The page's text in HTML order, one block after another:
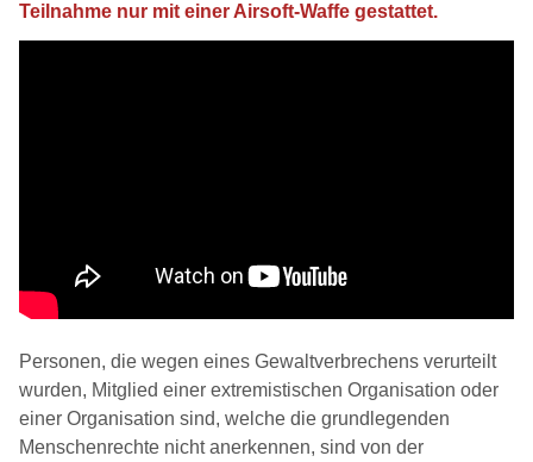
Teilnahme nur mit einer Airsoft-Waffe gestattet.
Personen, die wegen eines Gewaltverbrechens verurteilt
wurden, Mitglied einer extremistischen Organisation oder
einer Organisation sind, welche die grundlegenden
Menschenrechte nicht anerkennen, sind von der